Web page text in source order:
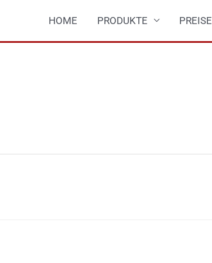
HOME PRODUKTE PREISE